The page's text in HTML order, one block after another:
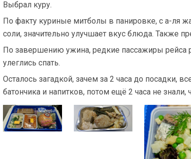
Выбрал куру.
По факту куриные митболы в панировке, с а-ля
соли, значительно улучшает вкус блюда. Также
По завершению ужина, редкие пассажиры рейса
улеглись спать.
Осталось загадкой, зачем за 2 часа до посадки,
батончика и напитков, потом ещё 2 часа не знали,